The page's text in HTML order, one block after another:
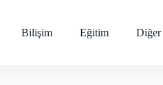
Bilişim Eğitim Diğer